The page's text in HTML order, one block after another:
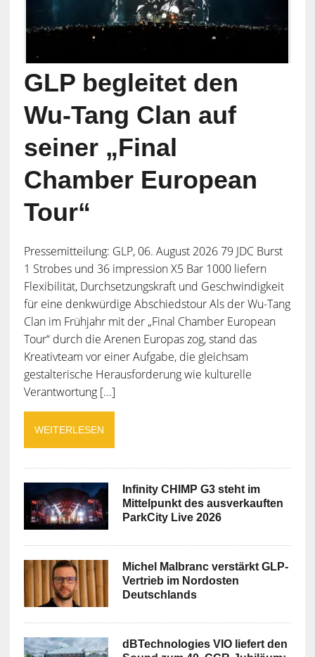
GLP begleitet den
Wu-Tang Clan auf
seiner „Final
Chamber European
Tour“
Pressemitteilung: GLP, 06. August 2026 79 JDC Burst
1 Strobes und 36 impression X5 Bar 1000 liefern
Flexibilität, Durchsetzungskraft und Geschwindigkeit
für eine denkwürdige Abschiedstour Als der Wu-Tang
Clan im Frühjahr mit der „Final Chamber European
Tour“ durch die Arenen Europas zog, stand das
Kreativteam vor einer Aufgabe, die gleichsam
gestalterische Herausforderung wie kulturelle
Verantwortung [...]
WEITERLESEN
Infinity CHIMP G3 steht im
Mittelpunkt des ausverkauften
ParkCity Live 2026
Michel Malbranc verstärkt GLP-
Vertrieb im Nordosten
Deutschlands
dBTechnologies VIO liefert den